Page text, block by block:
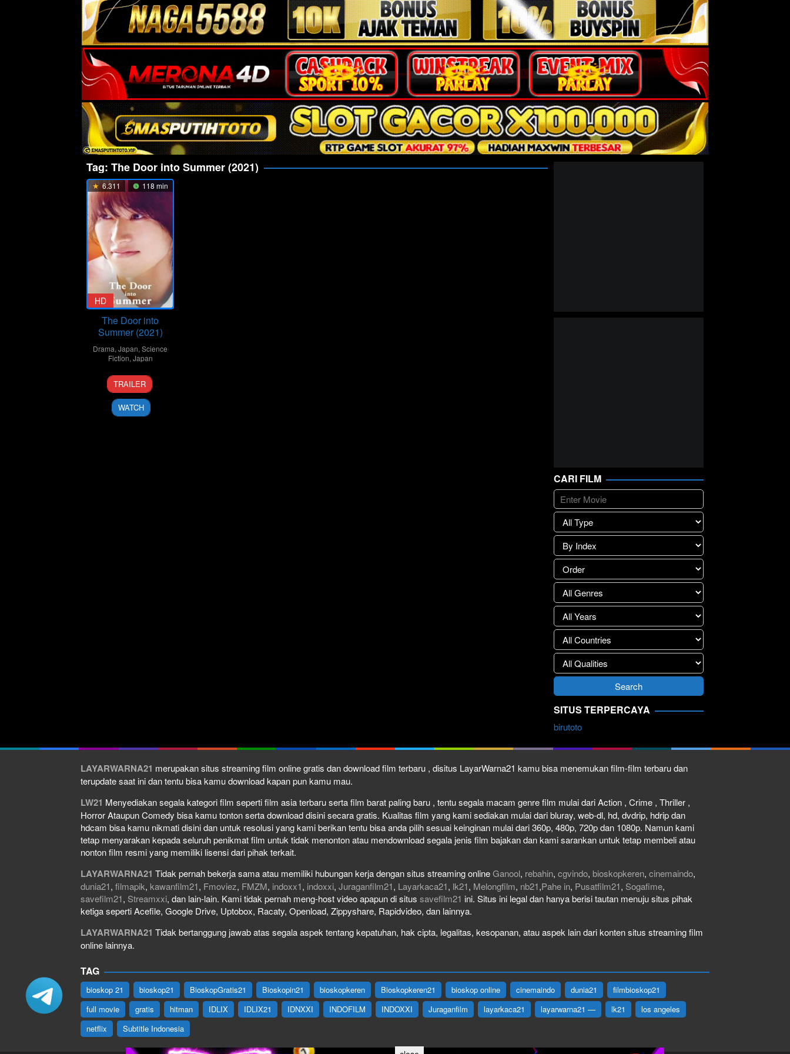
Tag: The Door into Summer (2021)
6.311 118 min
HD
The Door into
Summer (2021)
Drama,Japan,Science
Fiction,Japan
25
Jun
2021
Takahiro
Miki
TRAILER
WATCH
CARI FILM
SITUS TERPERCAYA
birutoto
LAYARWARNA21 merupakan situs streaming film online gratis dan download film terbaru , disitus LayarWarna21 kamu bisa menemukan film-film terbaru dan
terupdate saat ini dan tentu bisa kamu download kapan pun kamu mau.
LW21 Menyediakan segala kategori film seperti film asia terbaru serta film barat paling baru , tentu segala macam genre film mulai dari Action , Crime , Thriller ,
Horror Ataupun Comedy bisa kamu tonton serta download disini secara gratis. Kualitas film yang kami sediakan mulai dari bluray, web-dl, hd, dvdrip, hdrip dan
hdcam bisa kamu nikmati disini dan untuk resolusi yang kami berikan tentu bisa anda pilih sesuai keinginan mulai dari 360p, 480p, 720p dan 1080p. Namun kami
tetap menyarakan kepada seluruh penikmat film untuk tidak menonton atau mendownload segala jenis film bajakan dan kami sarankan untuk tetap membeli atau
nonton film resmi yang memiliki lisensi dari pihak terkait.
LAYARWARNA21 Tidak pernah bekerja sama atau memiliki hubungan kerja dengan situs streaming onlineGanool, rebahin, cgvindo, bioskopkeren, cinemaindo,
dunia21, filmapik, kawanfilm21, Fmoviez, FMZM, indoxx1, indoxxi, Juraganfilm21, Layarkaca21, lk21, Melongfilm, nb21,Pahe in, Pusatfilm21, Sogafime,
savefilm21, Streamxxi, dan lain-lain. Kami tidak pernah meng-host video apapun di situs savefilm21 ini. Situs ini legal dan hanya berisi tautan menuju situs pihak
ketiga seperti Acefile, Google Drive, Uptobox, Racaty, Openload, Zippyshare, Rapidvideo, dan lainnya.
LAYARWARNA21 Tidak bertanggung jawab atas segala aspek tentang kepatuhan, hak cipta, legalitas, kesopanan, atau aspek lain dari konten situs streaming film
online lainnya.
TAG
bioskop 21 bioskop21 BioskopGratis21 Bioskopin21 bioskopkeren Bioskopkeren21 bioskop online cinemaindo dunia21
filmbioskop21
full movie
gratis hitman IDLIX IDLIX21 IDNXXI INDOFILM INDOXXI Juraganfilm layarkaca21 layarwarna21 — lk21
los angeles
netflix
Subtitle Indonesia